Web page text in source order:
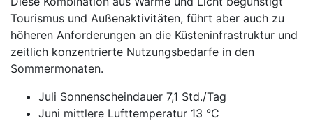
Tourismus und Außenaktivitäten, führt aber auch zu
höheren Anforderungen an die Küsteninfrastruktur und
zeitlich konzentrierte Nutzungsbedarfe in den
Sommermonaten.
Juli Sonnenscheindauer 7,1 Std./Tag
Juni mittlere Lufttemperatur 13 °C